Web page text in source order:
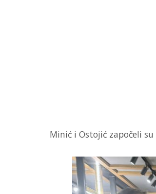
Minić i Ostojić započeli